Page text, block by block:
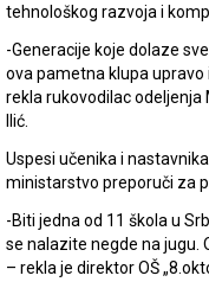
tehnološkog razvoja i
-Generacije koje dolaze
ova pametna klupa
rekla rukovodilac
Ilić.
Uspesi učenika i
ministarstvo preporuči za
-Biti jedna od 11 škola u
se nalazite negde na jugu.
– rekla je direktor OŠ